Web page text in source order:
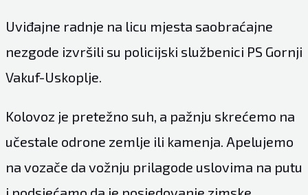
Uviđajne radnje na licu mjesta saobraćajne
nezgode izvršili su policijski službenici PS Gornji
Vakuf-Uskoplje.
Kolovoz je pretežno suh, a pažnju skrećemo na
učestale odrone zemlje ili kamenja. Apelujemo
na vozače da vožnju prilagode uslovima na putu